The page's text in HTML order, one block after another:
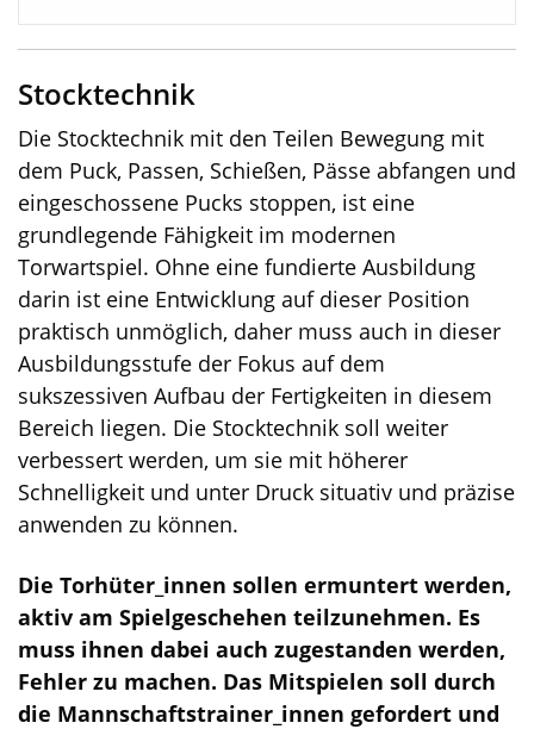
Stocktechnik
Die Stocktechnik mit den Teilen Bewegung mit
dem Puck, Passen, Schießen, Pässe abfangen und
eingeschossene Pucks stoppen, ist eine
grundlegende Fähigkeit im modernen
Torwartspiel. Ohne eine fundierte Ausbildung
darin ist eine Entwicklung auf dieser Position
praktisch unmöglich, daher muss auch in dieser
Ausbildungsstufe der Fokus auf dem
sukszessiven Aufbau der Fertigkeiten in diesem
Bereich liegen. Die Stocktechnik soll weiter
verbessert werden, um sie mit höherer
Schnelligkeit und unter Druck situativ und präzise
anwenden zu können.
Die Torhüter_innen sollen ermuntert werden,
aktiv am Spielgeschehen teilzunehmen. Es
muss ihnen dabei auch zugestanden werden,
Fehler zu machen. Das Mitspielen soll durch
die Mannschaftstrainer_innen gefordert und